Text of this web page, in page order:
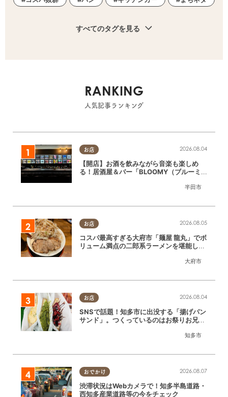
すべてのタグを見る
RANKING
人気記事ランキング
お店
半田市
2026.08.04
【開店】お酒を飲みながら音楽も楽しめ
る！居酒屋＆バー「BLOOMY（ブルーミ
お店
大府市
2026.08.05
コスパ最高すぎる大府市「麺屋 龍丸」でボ
リューム満点の二郎系ラーメンを堪能して
お店
知多市
2026.08.04
SNSで話題！知多市に出没する「揚げパン
サンド」。つくっているのはお祭りお兄さ
おでかけ 2026.08.07
渋滞状況はWebカメラで！知多半島道路・
西知多産業道路等の今をチェック